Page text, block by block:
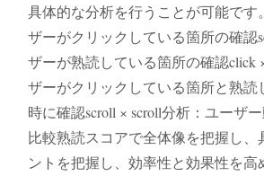
具体的な分析を行うことが可能です
ザーがクリックしている箇所の確認
ザーが熟読している箇所の確認click
ザーがクリックしている箇所と熟読
時に確認scroll × scroll分析：ユーザ
比較熟読スコアで全体像を把握し、
ントを把握し、効率性と効果性を